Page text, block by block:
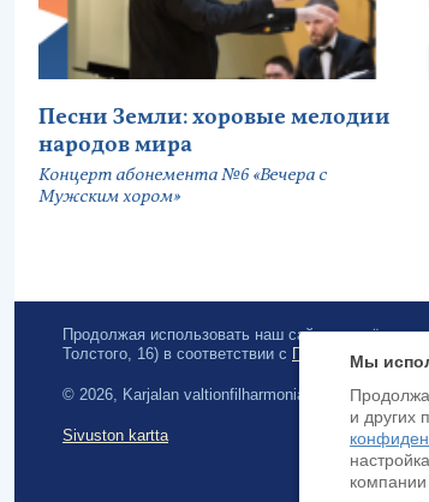
Песни Земли: хоровые мелодии
народов мира
Концерт абонемента №6 «Вечера с
Мужским хором»
Продолжая использовать наш сайт, вы даёте
Толстого, 16) в соответствии с Политикой
© 2026, Karjalan valtionfilharmonia
Sivuston kartta
Мы
и других